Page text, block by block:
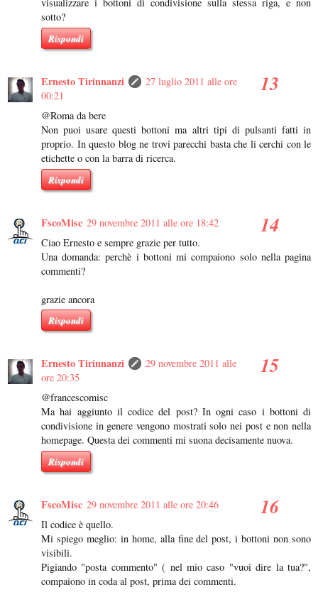
sotto?
Rispondi
Ernesto Tirinnanzi
27 luglio 2011 alle ore
00:21
@Roma da bere
Non puoi usare questi bottoni ma altri tipi di pulsanti fatti in
proprio. In questo blog ne trovi parecchi basta che li cerchi con le
etichette o con la barra di ricerca.
Rispondi
FscoMisc 29 novembre 2011 alle ore 18:42
Ciao Ernesto e sempre grazie per tutto.
Una domanda: perchè i bottoni mi compaiono solo nella pagina
commenti?
grazie ancora
Rispondi
Ernesto Tirinnanzi
29 novembre 2011 alle
ore 20:35
@francescomisc
Ma hai aggiunto il codice del post? In ogni caso i bottoni di
condivisione in genere vengono mostrati solo nei post e non nella
homepage. Questa dei commenti mi suona decisamente nuova.
Rispondi
FscoMisc 29 novembre 2011 alle ore 20:46
Il codice è quello.
Mi spiego meglio: in home, alla fine del post, i bottoni non sono
visibili.
Pigiando "posta commento" ( nel mio caso "vuoi dire la tua?",
compaiono in coda al post, prima dei commenti.